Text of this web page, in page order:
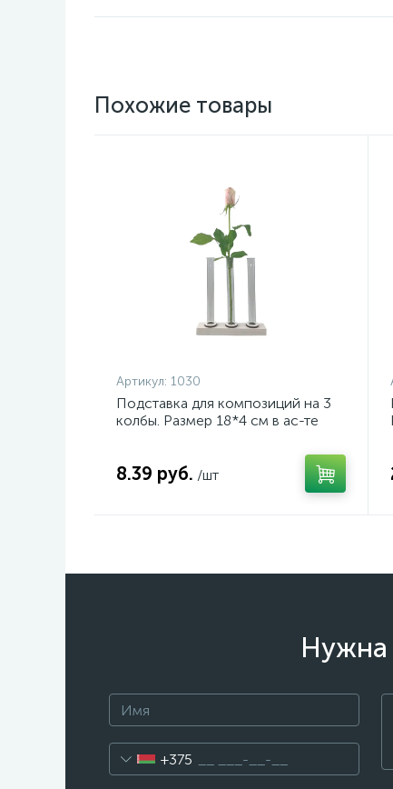
Похожие товары
Артикул: 1030
Подставка для композиций на 3
колбы. Размер 18*4 см в ас-те
8.39 руб. /шт
Нужна
+375